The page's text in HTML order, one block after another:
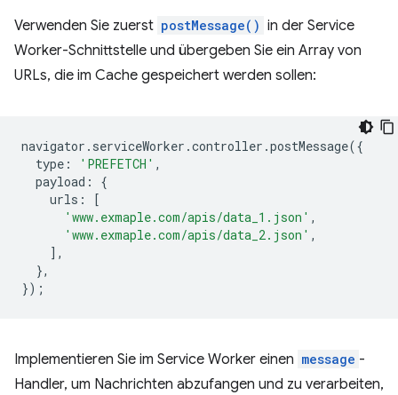
Verwenden Sie zuerst postMessage() in der Service
Worker-Schnittstelle und übergeben Sie ein Array von
URLs, die im Cache gespeichert werden sollen:
navigator . serviceWorker .controller .postMessage({
type : 'PREFETCH' ,
payload :
{
urls :
[
'www.exmaple.com/apis/data_1.json' ,
'www.exmaple.com/apis/data_2.json' ,
],
},
});
Implementieren Sie im Service Worker einen message -
Handler, um Nachrichten abzufangen und zu verarbeiten,